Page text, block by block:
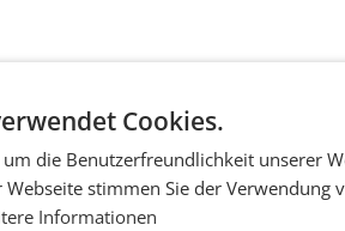
Cookies.
die Benutzerfreundlichkeit unserer
stimmen Sie der Verwendung
Informationen